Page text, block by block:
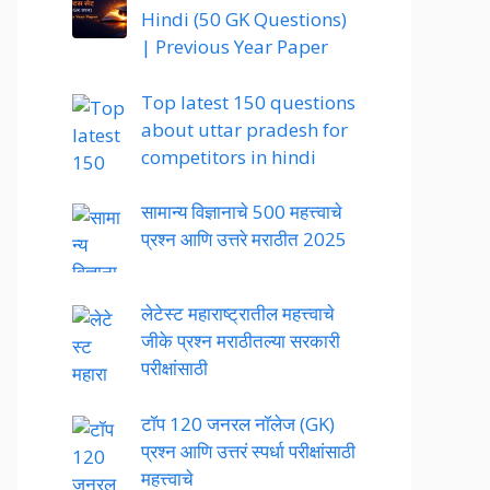
Hindi (50 GK Questions)
| Previous Year Paper
Top latest 150 questions
about uttar pradesh for
competitors in hindi
सामान्य विज्ञानाचे 500 महत्त्वाचे
प्रश्न आणि उत्तरे मराठीत 2025
लेटेस्ट महाराष्ट्रातील महत्त्वाचे
जीके प्रश्न मराठीतल्या सरकारी
परीक्षांसाठी
टॉप 120 जनरल नॉलेज (GK)
प्रश्न आणि उत्तरं स्पर्धा परीक्षांसाठी
महत्त्वाचे